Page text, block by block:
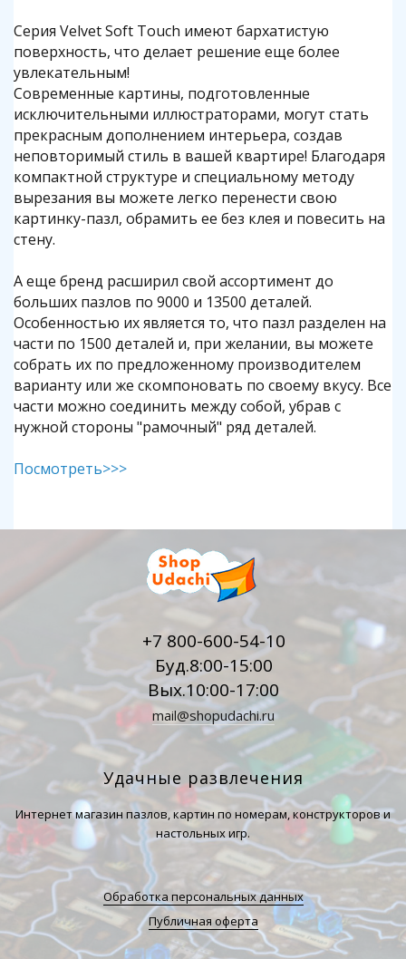
Серия Velvet Soft Touch имеют бархатистую
поверхность, что делает решение еще более
увлекательным!
Современные картины, подготовленные
исключительными иллюстраторами, могут стать
прекрасным дополнением интерьера, создав
неповторимый стиль в вашей квартире! Благодаря
компактной структуре и специальному методу
вырезания вы можете легко перенести свою
картинку-пазл, обрамить ее без клея и повесить на
стену.
А еще бренд расширил свой ассортимент до
больших пазлов по 9000 и 13500 деталей.
Особенностью их является то, что пазл разделен на
части по 1500 деталей и, при желании, вы можете
собрать их по предложенному производителем
варианту или же скомпоновать по своему вкусу. Все
части можно соединить между собой, убрав с
нужной стороны "рамочный" ряд деталей.
Посмотреть>>>
+7 800-600-54-10
Буд.8:00-15:00
Вых.10:00-17:00
mail@shopudachi.ru
Удачные развлечения
Интернет магазин пазлов, картин по номерам, конструкторов и
настольных игр.
Обработка персональных данных
Публичная оферта